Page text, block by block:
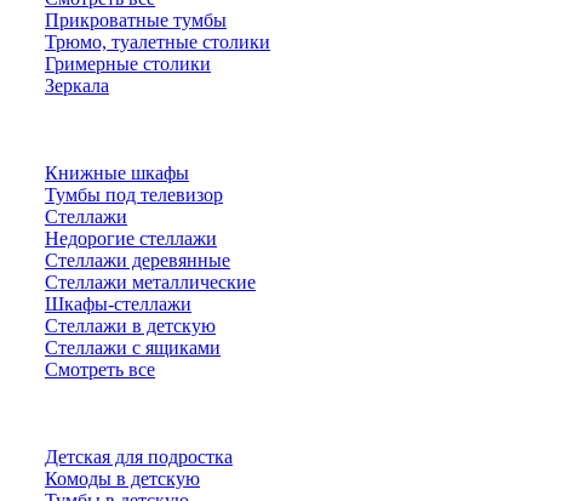
Прикроватные тумбы
Трюмо, туалетные столики
Гримерные столики
Зеркала
Книжные шкафы
Тумбы под телевизор
Стеллажи
Недорогие стеллажи
Стеллажи деревянные
Стеллажи металлические
Шкафы-стеллажи
Стеллажи в детскую
Стеллажи с ящиками
Смотреть все
Детская для подростка
Комоды в детскую